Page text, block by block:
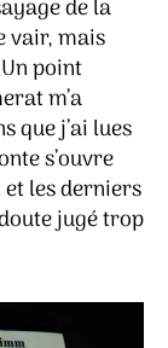
de la
vair, mais
point
m’a
que j’ai lues
s’ouvre
les derniers
jugé trop